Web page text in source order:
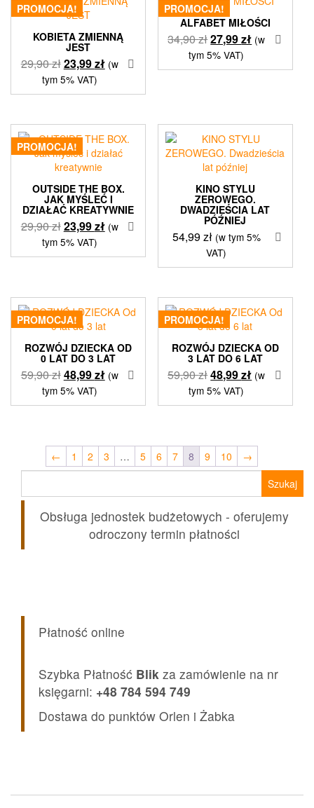
PROMOCJA!
KOBIETA ZMIENNĄ
JEST
29,90złPierwotna
cena
wynosiła:
23,99złAktualna
wynosi:
(w
tym 5% VAT)
PROMOCJA!
ALFABET MIŁOŚCI
34,90złPierwotna
cena
wynosiła:
27,99złAktualna
wynosi:
(w
tym 5% VAT)
PROMOCJA!
OUTSIDE THE BOX.
JAK MYŚLEĆ I
DZIAŁAĆ KREATYWNIE
29,90złPierwotna
cena
wynosiła:
23,99złAktualna
wynosi:
(w
tym 5% VAT)
KINO STYLU
ZEROWEGO.
DWADZIEŚCIA LAT
PÓŹNIEJ
54,99zł (w tym 5%
VAT)
PROMOCJA!
ROZWÓJ DZIECKA OD
0 LAT DO 3 LAT
59,90złPierwotna
cena
wynosiła:
48,99złAktualna
wynosi:
(w
tym 5% VAT)
PROMOCJA!
ROZWÓJ DZIECKA OD
3 LAT DO 6 LAT
59,90złPierwotna
cena
wynosiła:
48,99złAktualna
wynosi:
(w
tym 5% VAT)
← 1 2 3 … 5 6 7 8 9 10
→
Obsługa jednostek budżetowych - oferujemy
odroczony termin płatności
Płatność online
Szybka Płatność Blik za zamówienie na nr
księgarni: +48 784 594 749
Dostawa do punktów Orlen i Żabka